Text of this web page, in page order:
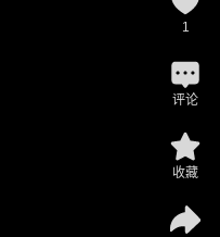
1
评论
收藏